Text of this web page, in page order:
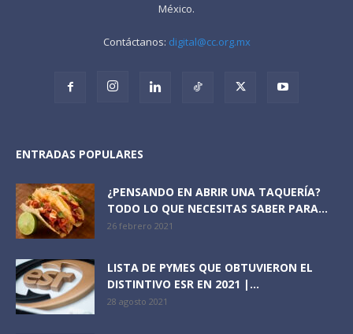
México.
Contáctanos: digital@cc.org.mx
ENTRADAS POPULARES
¿PENSANDO EN ABRIR UNA TAQUERÍA?
TODO LO QUE NECESITAS SABER PARA...
26 febrero 2021
LISTA DE PYMES QUE OBTUVIERON EL
DISTINTIVO ESR EN 2021 |...
28 agosto 2021